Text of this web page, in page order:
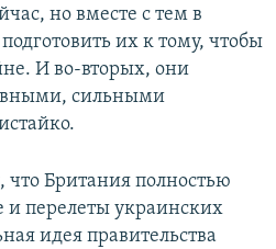
но вместе с тем в
их к тому, чтобы
И во-вторых, они
сильными
что Британия полностью
и перелеты украинских
идея правительства